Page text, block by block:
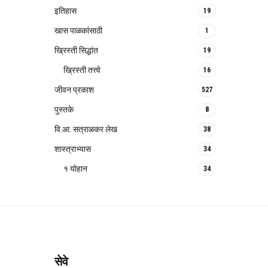
इतिहास 19
खास पाळकांसाठी 1
ख्रिस्ती सिद्धांत 19
ख्रिस्ती तत्त्वे 16
जीवन प्रकाश 527
पुस्तके 8
वि.आ. सत्राळकर लेख 38
शास्त्राभ्यास 34
१ योहान 34
सेवे